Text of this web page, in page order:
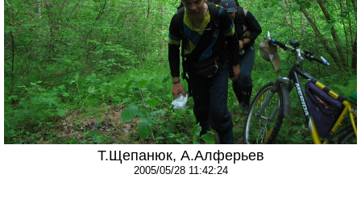
Т.Щепанюк, А.Алферьев
2005/05/28 11:42:24